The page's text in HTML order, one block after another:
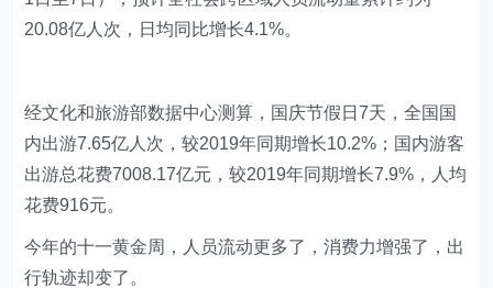
20.08亿人次，日均同比增长4.1%。
经文化和旅游部数据中心测算，国庆节假日7天，全国国
内出游7.65亿人次，较2019年同期增长10.2%；国内游客
出游总花费7008.17亿元，较2019年同期增长7.9%，人均
花费916元。
今年的十一黄金周，人员流动更多了，消费力增强了，出
行轨迹却变了。